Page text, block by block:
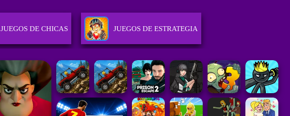
JUEGOS DE CHICAS JUEGOS DE ESTRATEGIA
JUEGOS DE PUZZLE JUEGOS DE CARRERAS
JUEGOS DE DEPORTES JUEGOS DE HABILIDAD